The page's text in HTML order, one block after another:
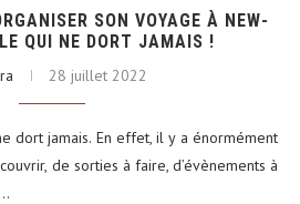
SON VOYAGE À NEW-
QUI NE DORT JAMAIS !
28 juillet 2022
dort jamais. En effet, il y a énormément
de sorties à faire, d’évènements à